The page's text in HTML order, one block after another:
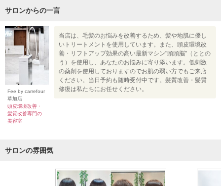
サロンからの一言
Fee by carrefour
草加店
頭皮環境改善・
髪質改善専門の
美容室
当店は、毛髪のお悩みを改善するため、髪や地肌に優し
いトリートメントを使用しています。また、頭皮環境改
善・リフトアップ効果の高い最新マシン"頭頭脳"（ととの
う）を使用し、あなたのお悩みに寄り添います。低刺激
の薬剤を使用しておりますのでお肌の弱い方でもご来店
ください。当日予約も随時受付中です。髪質改善・髪質
修復は私たちにお任せください。
サロンの雰囲気